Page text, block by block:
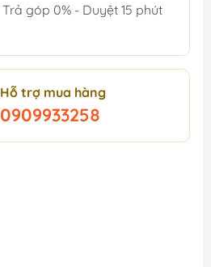
Trả góp 0% - Duyệt 15 phút
Hỗ trợ mua hàng
0909933258